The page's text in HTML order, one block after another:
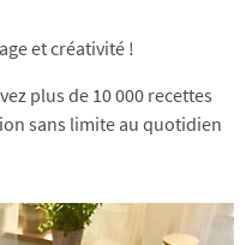
et créativité !
plus de 10 000 recettes
sans limite au quotidien